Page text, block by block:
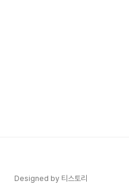
Designed by 티스토리